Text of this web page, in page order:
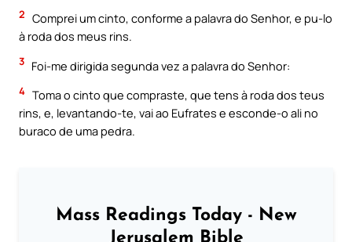
2 Comprei um cinto, conforme a palavra do Senhor, e pu-lo
à roda dos meus rins.
3 Foi-me dirigida segunda vez a palavra do Senhor:
4 Toma o cinto que compraste, que tens à roda dos teus
rins, e, levantando-te, vai ao Eufrates e esconde-o ali no
buraco de uma pedra.
Mass Readings Today - New
Jerusalem Bible